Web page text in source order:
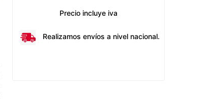
Precio incluye iva
Realizamos envíos a nivel nacional.